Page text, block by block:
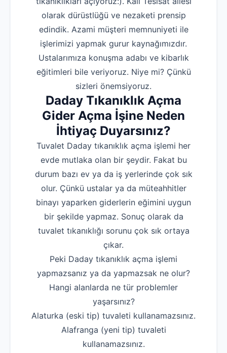
olarak dürüstlüğü ve nezaketi prensip
edindik. Azami müşteri memnuniyeti ile
işlerimizi yapmak gurur kaynağımızdır.
Ustalarımıza konuşma adabı ve kibarlık
eğitimleri bile veriyoruz. Niye mi? Çünkü
sizleri önemsiyoruz.
Daday Tıkanıklık Açma
Gider Açma İşine Neden
İhtiyaç Duyarsınız?
Tuvalet Daday tıkanıklık açma işlemi her
evde mutlaka olan bir şeydir. Fakat bu
durum bazı ev ya da iş yerlerinde çok sık
olur. Çünkü ustalar ya da müteahhitler
binayı yaparken giderlerin eğimini uygun
bir şekilde yapmaz. Sonuç olarak da
tuvalet tıkanıklığı sorunu çok sık ortaya
çıkar.
Peki Daday tıkanıklık açma işlemi
yapmazsanız ya da yapmazsak ne olur?
Hangi alanlarda ne tür problemler
yaşarsınız?
‌Alaturka (eski tip) tuvaleti kullanamazsınız.
‌Alafranga (yeni tip) tuvaleti
kullanamazsınız.